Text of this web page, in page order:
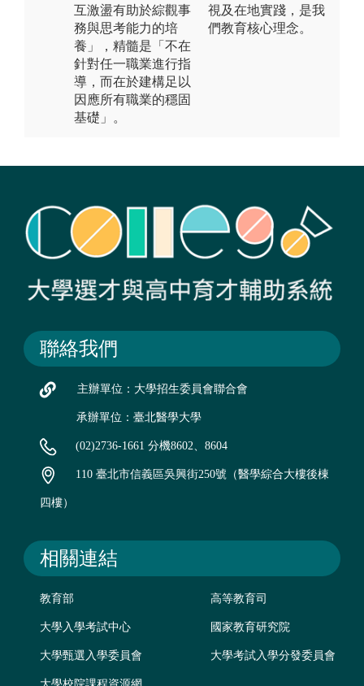
互激盪有助於綜觀事
務與思考能力的培
養」，精髓是「不在
針對任一職業進行指
導，而在於建構足以
因應所有職業的穩固
基礎」。
視及在地實踐，是我
們教育核心理念。
聯絡我們
主辦單位：大學招生委員會聯合會
承辦單位：臺北醫學大學
(02)2736-1661 分機8602、8604
110 臺北市信義區吳興街250號（醫學綜合大樓後棟
四樓）
相關連結
教育部 高等教育司
大學入學考試中心 國家教育研究院
大學甄選入學委員會 大學考試入學分發委員會